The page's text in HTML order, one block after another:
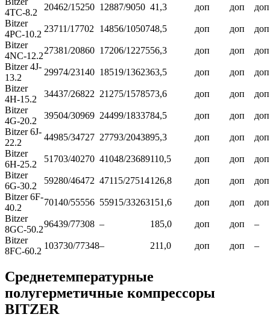
4TC-8.2
20462/15250 12887/9050 41,3 доп доп
доп
Bitzer
4PC-10.2
23711/17702 14856/1050748,5 доп доп
доп
Bitzer
4NC-12.2
27381/20860 17206/1227556,3 доп доп
доп
Bitzer 4J-
13.2
29974/23140 18519/1362363,5 доп доп
доп
Bitzer
4H-15.2
34437/26822 21275/1578573,6 доп доп
доп
Bitzer
4G-20.2
39504/30969 24499/1833784,5 доп доп
доп
Bitzer 6J-
22.2
44985/34727 27793/2043895,3 доп доп
доп
Bitzer
6H-25.2
51703/40270 41048/23689110,5 доп доп
доп
Bitzer
6G-30.2
59280/46472 47115/27514126,8 доп доп
доп
Bitzer 6F-
40.2
70140/55556 55915/33263151,6 доп доп
доп
Bitzer
8GC-50.2
96439/77308 – 185,0 доп доп
–
Bitzer
8FC-60.2
103730/77348– 211,0 доп доп –
Среднетемпературные
полугерметичные компрессоры
BITZER